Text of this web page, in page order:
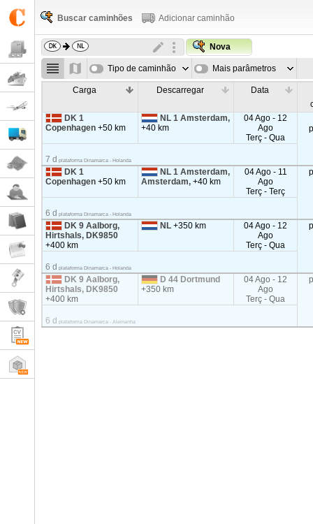
Buscar caminhões Adicionar caminhão
Nova
Tipo de caminhão Mais parâmetros
Carga Descarregar
Data
DK 1
Copenhagen+50 km
NL 1 Amsterdam,
+40 km
04 Ago - 12
Ago
Terç - Qua
7 d plataforma Dinamarca - Holanda
DK 1
Copenhagen+50 km
NL 1 Amsterdam,
Amsterdam,+40 km
04 Ago - 11
Ago
Terç - Terç
6 d plataforma Dinamarca - Holanda
DK 9 Aalborg,
Hirtshals, DK9850
+400 km
NL+350 km
04 Ago - 12
Ago
Terç - Qua
6 d plataforma Dinamarca - Holanda
DK 9 Aalborg,
Hirtshals, DK9850
+400 km
D 44 Dortmund
+350 km
04 Ago - 12
Ago
Terç - Qua
6 d plataforma Dinamarca - Alemanha